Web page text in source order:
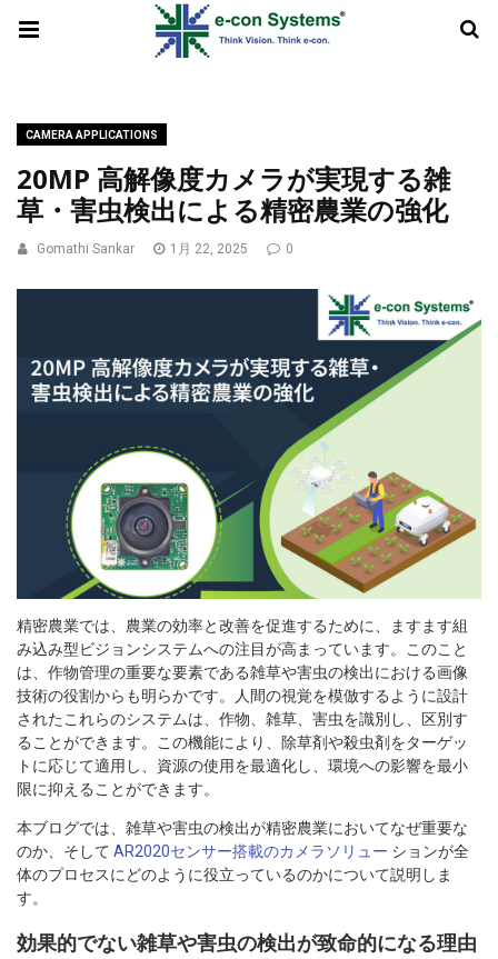
CAMERA APPLICATIONS
20MP 高解像度カメラが実現する雑
草・害虫検出による精密農業の強化
Gomathi Sankar 1月 22, 2025 0
精密農業では、農業の効率と改善を促進するために、ますます組
み込み型ビジョンシステムへの注目が高まっています。このこと
は、作物管理の重要な要素である雑草や害虫の検出における画像
技術の役割からも明らかです。人間の視覚を模倣するように設計
されたこれらのシステムは、作物、雑草、害虫を識別し、区別す
ることができます。この機能により、除草剤や殺虫剤をターゲッ
トに応じて適用し、資源の使用を最適化し、環境への影響を最小
限に抑えることができます。
本ブログでは、雑草や害虫の検出が精密農業においてなぜ重要な
のか、そして AR2020センサー搭載のカメラソリュー ションが全
体のプロセスにどのように役立っているのかについて説明しま
す。
効果的でない雑草や害虫の検出が致命的になる理由